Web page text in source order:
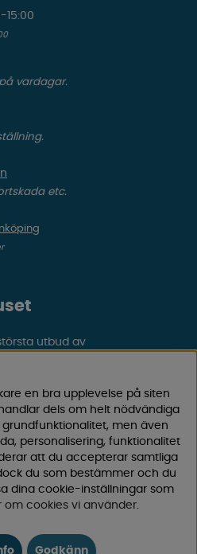
15:00
vardagar.
etc.
utbud av
till smarta tillbehör
smidigare och roligare.
konkurrenskraftiga priser –
butik i Enköping.
Instagram för inspiration,
en bra upplevelse på siten
dels om helt nödvändiga
men även
personalisering, funktionalitet
att du accepterar samtliga
du som bestämmer och du
dina cookie-inställningar som
om cookies vi använder.
Godkänn